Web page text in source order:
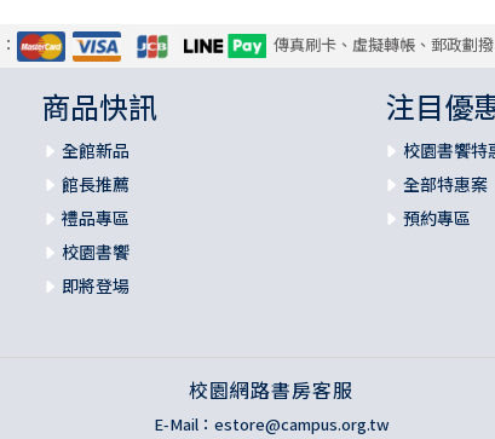
傳真刷卡、虛擬轉帳、郵政劃
商品快訊
全館新品
館長推薦
禮品專區
校園書饗
即將登場
注目優
校園書饗特
全部特惠案
預約專區
校園網路書房客服
E-Mail： estore@campus.org.tw